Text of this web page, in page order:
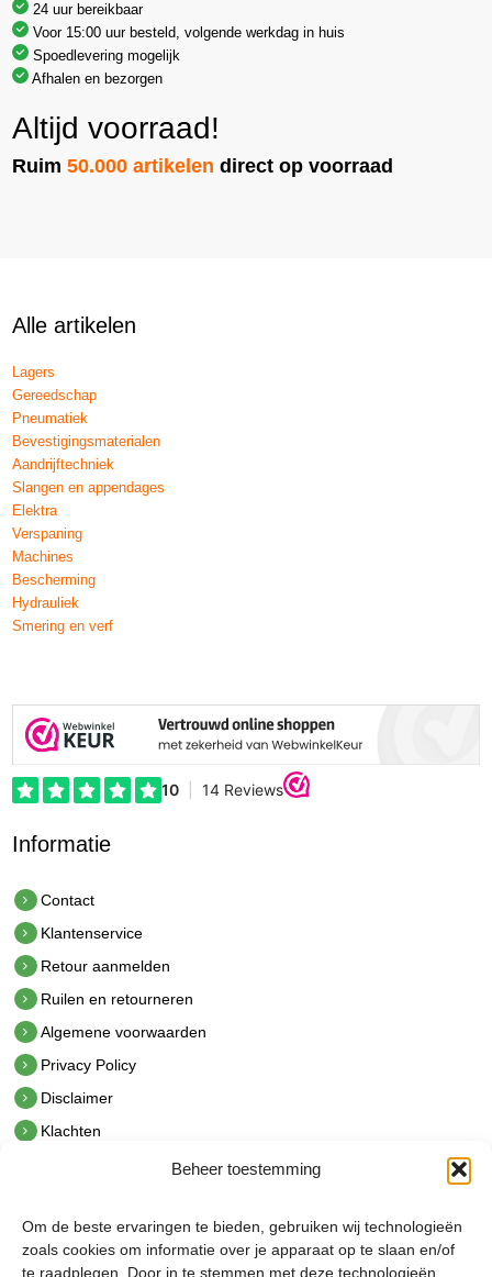
Beheer toestemming
Om de beste ervaringen te bieden, gebruiken wij technologieën
zoals cookies om informatie over je apparaat op te slaan en/of
te raadplegen. Door in te stemmen met deze technologieën
24 uur bereikbaar
Voor 15:00 uur besteld, volgende werkdag in huis
Spoedlevering mogelijk
Afhalen en bezorgen
Altijd voorraad!
Ruim50.000 artikelen direct op voorraad
Alle artikelen
Lagers
Gereedschap
Pneumatiek
Bevestigingsmaterialen
Aandrijftechniek
Slangen en appendages
Elektra
Verspaning
Machines
Bescherming
Hydrauliek
Smering en verf
Informatie
Contact
Klantenservice
Retour aanmelden
Ruilen en retourneren
Algemene voorwaarden
Privacy Policy
Disclaimer
Klachten
hetindustriehuis B.V.
De Hoek 1 1601 MR Enkhuizen
t.0228 53 00 40